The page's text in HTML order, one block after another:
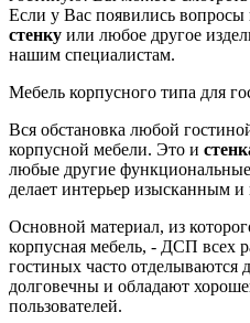
Если у Вас появились
стенку или любое другое
нашим специалистам.
Мебель корпусного типа для
Вся обстановка любой
корпусной мебели. Это и
любые другие
делает интерьер изысканным
Основной материал, из
корпусная мебель, - ДСП всех
гостиных часто
долговечны и обладают
пользователей.